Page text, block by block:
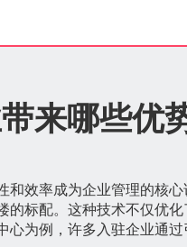
来哪些优
和效率成为企业管理的核
的标配。这种技术不仅优
心为例，许多入驻企业通